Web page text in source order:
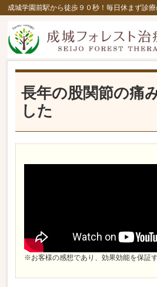
成城学園前駅から徒歩９０秒！毎日休まず診療
長年の股関節の痛
した
※お客様の感想であり、効果効能を保証